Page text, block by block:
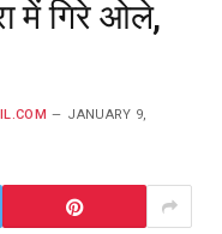
में गिरे ओले,
JANUARY 9,